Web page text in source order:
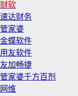
财软
速达财务
管家婆
金蝶软件
用友软件
友加畅捷
管家婆千方百剂
网维